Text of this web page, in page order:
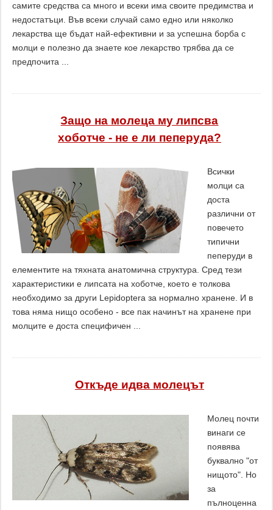
самите средства са много и всеки има своите предимства и
недостатъци. Във всеки случай само едно или няколко
лекарства ще бъдат най-ефективни и за успешна борба с
молци е полезно да знаете кое лекарство трябва да се
предпочита ...
Защо на молеца му липсва
хоботче - не е ли пеперуда?
Всички
молци са
доста
различни от
повечето
типични
пеперуди в
елементите на тяхната анатомична структура. Сред тези
характеристики е липсата на хоботче, което е толкова
необходимо за други Lepidoptera за нормално хранене. И в
това няма нищо особено - все пак начинът на хранене при
молците е доста специфичен ...
Откъде идва молецът
Молец почти
винаги се
появява
буквално "от
нищото". Но
за
пълноценна